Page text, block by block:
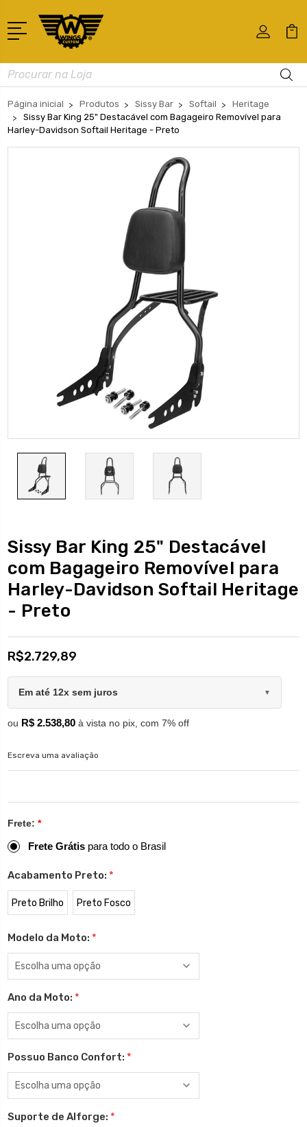
Busca
Página inicial Produtos Sissy Bar Softail
Heritage
Sissy Bar King 25" Destacável com Bagageiro Removível para
Harley-Davidson Softail Heritage - Preto
Sissy Bar King 25" Destacável
com Bagageiro Removível para
Harley-Davidson Softail Heritage
- Preto
R$2.729,89
Em até 12x sem juros ▼
ou R$ 2.538,80 à vista no pix, com 7% off
Escreva uma avaliação
Frete: *
Frete Grátis para todo o Brasil
Acabamento Preto: *
Preto Brilho Preto Fosco
Modelo da Moto: *
Ano da Moto: *
Possuo Banco Confort: *
Suporte de Alforge: *